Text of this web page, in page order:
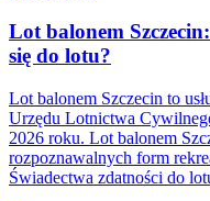
Lot balonem
się do lotu?
Lot balonem Szczecin to
Urzędu Lotnictwa
2026 roku. Lot balonem
rozpoznawalnych form
Świadectwa zdatności do